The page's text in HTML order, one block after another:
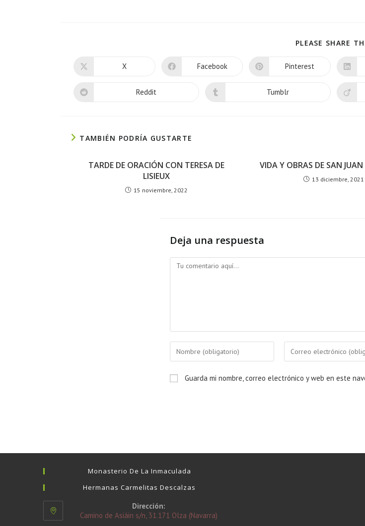
PLEASE SHARE
X Facebook Pinterest
Reddit Tumblr
TAMBIÉN PODRÍA GUSTARTE
TARDE DE ORACIÓN CON TERESA DE
LISIEUX
15 noviembre, 2022
VIDA Y OBRAS DE SAN JUAN
13 diciembre, 2021
Deja una respuesta
Guarda mi nombre, correo electrónico y web en este
Monasterio De La Inmaculada
Hermanas Carmelitas Descalzas
Dirección:
Camino de Asiáin s/n, 31.171 Olza (Navarra)